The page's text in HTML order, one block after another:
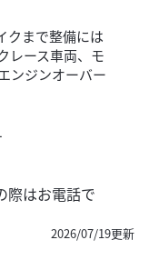
クまで整備には
レース車両、モ
ンジンオーバー
はお電話で
2026/07/19更新